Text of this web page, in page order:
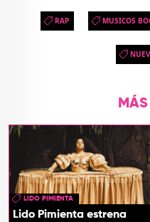
RAP MUSICOS
LIDO PIMIENTA
Lido Pimienta estrena